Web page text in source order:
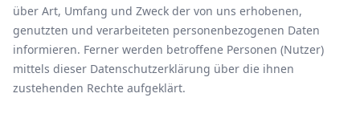
über Art, Umfang und Zweck der von uns erhobenen,
genutzten und verarbeiteten personenbezogenen Daten
informieren. Ferner werden betroffene Personen (Nutzer)
mittels dieser Datenschutzerklärung über die ihnen
zustehenden Rechte aufgeklärt.